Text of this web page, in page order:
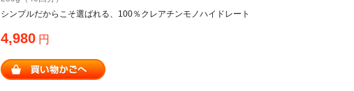
シンプルだからこそ選ばれる、100％クレアチンモノハイドレート
4,980 円